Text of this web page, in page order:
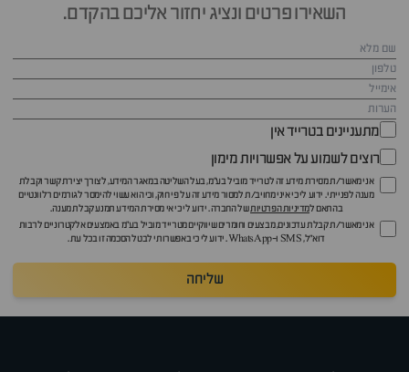
השאירו פרטים ונציג יחזור אליכם בהקדם.
מתעניינים בטרייד אין
רוצים לשמוע על אפשרויות מימון
אני מאשר/ת מסירת מידע זה לטרייד מוביל בע"מ, בעל השליטה במאגר המידע, לצורך יצירת קשר וקבלת
מענה לפנייתי. ידוע לי כי איני מחויב/ת למסור מידע זה על פי חוק, וכי הוא עשוי להימסר לגורמים רלוונטיים
בהתאם למדיניות הפרטיותשל החברה. ידוע לי כי אי מסירת המידע תמנע קבלת מענה.
אני מאשר/ת קבלת עדכונים, מבצעים וחומרים שיווקיים מטרייד מוביל בע"מ באמצעים אלקטרוניים לרבות
דוא״ל, SMS ו-WhatsApp. ידוע לי כי באפשרותי לבטל הסכמה זו בכל עת.
שליחה